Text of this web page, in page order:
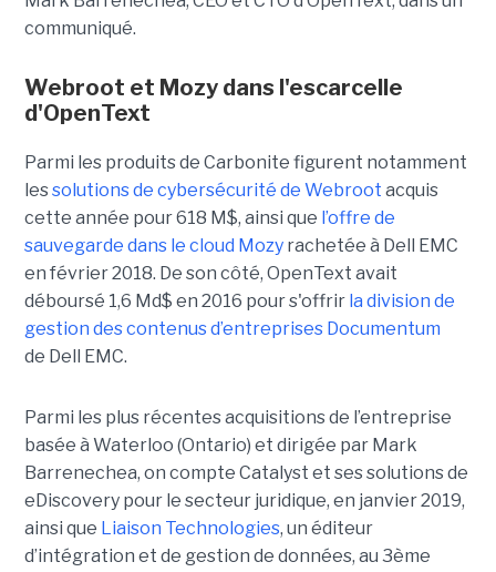
communiqué.
Webroot et Mozy dans l'escarcelle
d'OpenText
Parmi les produits de Carbonite figurent notamment
lessolutions de cybersécurité de Webroot acquis
cette année pour 618 M$, ainsi que l’offre de
sauvegarde dans le cloud Mozyrachetée à Dell EMC
en février 2018. De son côté, OpenText avait
déboursé 1,6 Md$ en 2016 pour s'offrir la division de
gestion des contenus d’entreprises Documentum
de Dell EMC.
Parmi les plus récentes acquisitions de l’entreprise
basée à Waterloo (Ontario) et dirigée par Mark
Barrenechea, on compte Catalyst et ses solutions de
eDiscovery pour le secteur juridique, en janvier 2019,
ainsi que Liaison Technologies, un éditeur
d’intégration et de gestion de données, au 3ème